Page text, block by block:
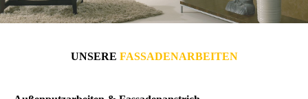
UNSERE FASSADEN­ARBEITEN